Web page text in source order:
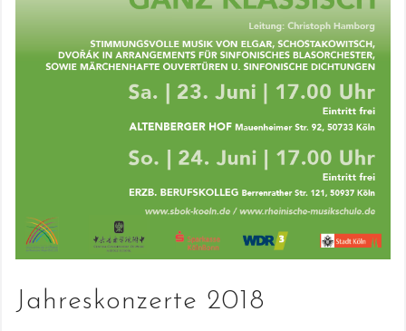
Jahreskonzerte 2018